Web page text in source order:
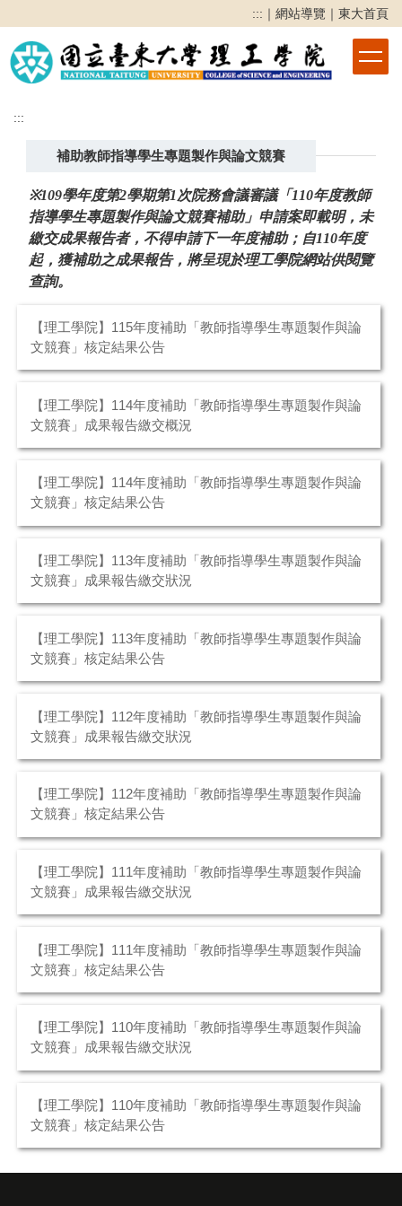
到
主
要
區
::: ｜ 網站導覽 ｜ 東大首頁
:::
補助教師指導學生專題製作與論文競賽
※109學年度第2學期第1次院務會議審議「 110年度教師
指導學生專題製作與論文競賽補助」申請案即載明，未
繳交成果報告者，不得申請下一年度補助；自110年度
起，獲補助之成果報告，將呈現於理工學院網站供閱覽
查詢。
【理工學院】115年度補助「教師指導學生專題製作與論
文競賽」核定結果公告
【理工學院】114年度補助「教師指導學生專題製作與論
文競賽」成果報告繳交概況
【理工學院】114年度補助「教師指導學生專題製作與論
文競賽」核定結果公告
【理工學院】113年度補助「教師指導學生專題製作與論
文競賽」成果報告繳交狀況
【理工學院】113年度補助「教師指導學生專題製作與論
文競賽」核定結果公告
【理工學院】112年度補助「教師指導學生專題製作與論
文競賽」成果報告繳交狀況
【理工學院】112年度補助「教師指導學生專題製作與論
文競賽」核定結果公告
【理工學院】111年度補助「教師指導學生專題製作與論
文競賽」成果報告繳交狀況
【理工學院】111年度補助「教師指導學生專題製作與論
文競賽」核定結果公告
【理工學院】110年度補助「教師指導學生專題製作與論
文競賽」成果報告繳交狀況
【理工學院】110年度補助「教師指導學生專題製作與論
文競賽」核定結果公告